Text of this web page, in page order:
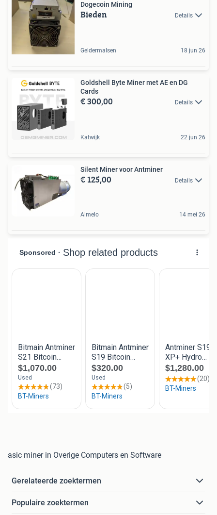
Dogecoin Mining
Bieden Details
Geldermalsen 18 jun 26
Goldshell Byte Miner met AE en DG
Cards
€ 300,00 Details
Katwijk 22 jun 26
Silent Miner voor Antminer
€ 125,00 Details
Almelo 14 mei 26
asic miner in Overige Computers en Software
Gerelateerde zoektermen
Populaire zoektermen